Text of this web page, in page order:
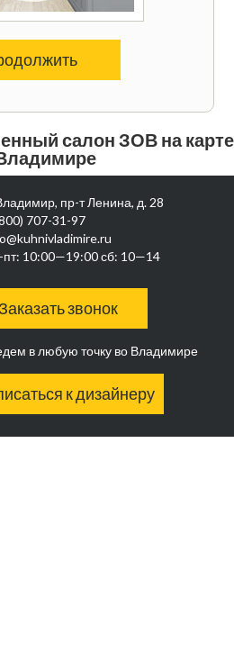
салон ЗОВ на карте
пр-т Ленина, д. 28
707-31-97
пт: 10:00—19:00 сб: 10—14
звонок
в любую точку во Владимире
к дизайнеру